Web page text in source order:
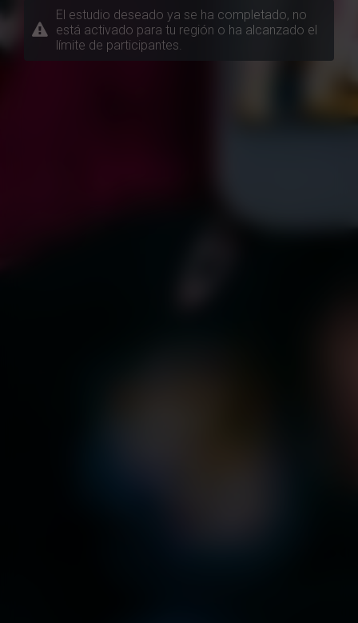
El estudio deseado ya se ha completado, no
está activado para tu región o ha alcanzado el
límite de participantes.